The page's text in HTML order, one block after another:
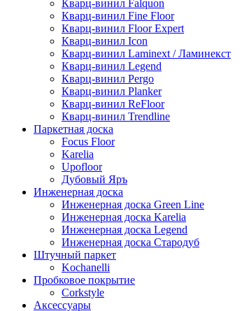
Кварц-винил Falquon
Кварц-винил Fine Floor
Кварц-винил Floor Expert
Кварц-винил Icon
Кварц-винил Laminext / Ламинекст
Кварц-винил Legend
Кварц-винил Pergo
Кварц-винил Planker
Кварц-винил ReFloor
Кварц-винил Trendline
Паркетная доска
Focus Floor
Karelia
Upofloor
Дубовый Яръ
Инженерная доска
Инженерная доска Green Line
Инженерная доска Karelia
Инженерная доска Legend
Инженерная доска Стародуб
Штучный паркет
Kochanelli
Пробковое покрытие
Corkstyle
Аксессуары